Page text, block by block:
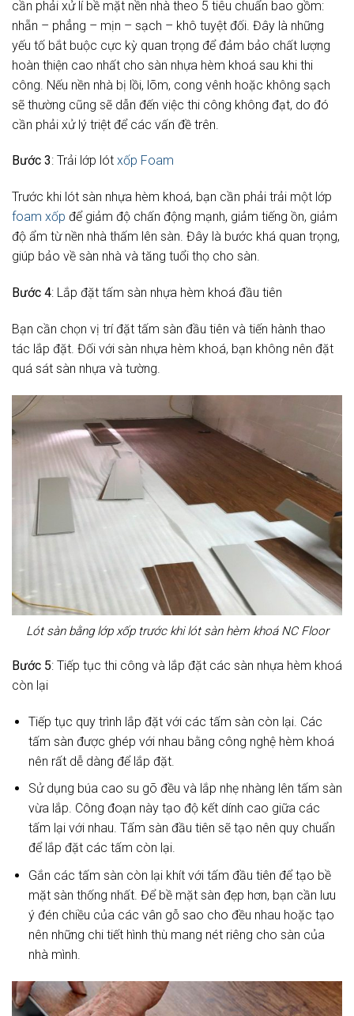
cần phải xử lí bề mặt nền nhà theo 5 tiêu chuẩn bao gồm:
nhẵn – phẳng – mịn – sạch – khô tuyệt đối. Đây là những
yếu tố bắt buộc cực kỳ quan trọng để đảm bảo chất lượng
hoàn thiện cao nhất cho sàn nhựa hèm khoá sau khi thi
công. Nếu nền nhà bị lồi, lõm, cong vênh hoặc không sạch
sẽ thường cũng sẽ dẫn đến việc thi công không đạt, do đó
cần phải xử lý triệt để các vấn đề trên.
Bước 3: Trải lớp lót xốp Foam
Trước khi lót sàn nhựa hèm khoá, bạn cần phải trải một lớp
foam xốp để giảm độ chấn động mạnh, giảm tiếng ồn, giảm
độ ẩm từ nền nhà thấm lên sàn. Đây là bước khá quan trọng,
giúp bảo về sàn nhà và tăng tuổi thọ cho sàn.
Bước 4: Lắp đặt tấm sàn nhựa hèm khoá đầu tiên
Bạn cần chọn vị trí đặt tấm sàn đầu tiên và tiến hành thao
tác lắp đặt. Đối với sàn nhựa hèm khoá, bạn không nên đặt
quá sát sàn nhựa và tường.
Lót sàn bằng lớp xốp trước khi lót sàn hèm khoá NC Floor
Bước 5: Tiếp tục thi công và lắp đặt các sàn nhựa hèm khoá
còn lại
Tiếp tục quy trình lắp đặt với các tấm sàn còn lại. Các
tấm sàn được ghép với nhau bằng công nghệ hèm khoá
nên rất dễ dàng để lắp đặt.
Sử dụng búa cao su gõ đều và lắp nhẹ nhàng lên tấm sàn
vừa lắp. Công đoạn này tạo độ kết dính cao giữa các
tấm lại với nhau. Tấm sàn đầu tiên sẽ tạo nên quy chuẩn
để lắp đặt các tấm còn lại.
Gắn các tấm sàn còn lại khít với tấm đầu tiên để tạo bề
mặt sàn thống nhất. Để bề mặt sàn đẹp hơn, bạn cần lưu
ý đén chiều của các vân gỗ sao cho đều nhau hoặc tạo
nên những chi tiết hình thù mang nét riêng cho sàn của
nhà mình.